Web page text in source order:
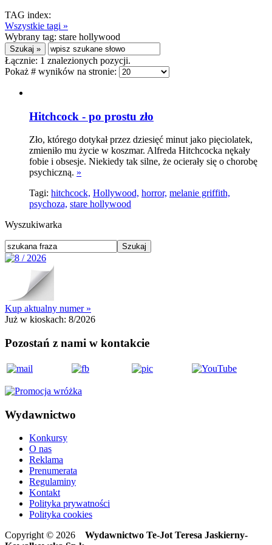
TAG index:
Wszystkie tagi »
Wybrany tag: stare hollywood
Łącznie: 1 znalezionych pozycji.
Pokaż # wyników na stronie:
Hitchcock - po prostu zło
Zło, którego dotykał przez dziesięć minut jako pięciolatek,
zmieniło mu życie w koszmar. Alfreda Hitchcocka nękały
fobie i obsesje. Niekiedy tak silne, że ocierały się o chorobę
psychiczną. »
Tagi: hitchcock, Hollywood, horror, melanie griffith,
psychoza, stare hollywood
Wyszukiwarka
Kup aktualny numer »
Już w kioskach: 8/2026
Pozostań z nami w kontakcie
Wydawnictwo
Konkursy
O nas
Reklama
Prenumerata
Regulaminy
Kontakt
Polityka prywatności
Polityka cookies
Copyright © 2026 Wydawnictwo Te-Jot Teresa Jaskierny-